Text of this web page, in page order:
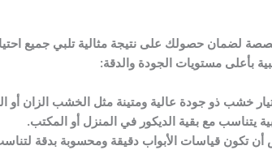
لضمان حصولك على نتيجة مثالية تلبي جميع
بأعلى مستويات الجودة والدقة:
خشب ذو جودة عالية ومتينة مثل الخشب الزان أو
يتناسب مع بقية الديكور في المنزل أو المكتب.
أن تكون قياسات الأبواب دقيقة ومحسوبة بدقة